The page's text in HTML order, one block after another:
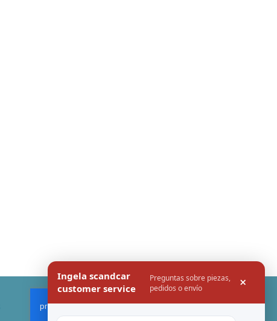
Ingela scandcar
customer service
Preguntas sobre piezas,
pedidos o envío
×